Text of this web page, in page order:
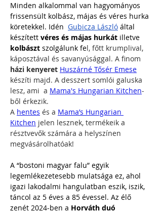
Minden alkalommal van hagyományos
frissensült kolbász, májas és véres hurka
köretekkel. Idén Gubicza László által
készített véres és májas hurkát illetve
kolbászt szolgálunk fel, főtt krumplival,
káposztával és savanyúsággal. A finom
házi kenyeret Huszárné Tősér Emese
készíti majd. A desszert somlói galuska
lesz, ami  a Mama's Hungarian Kitchen-
ből érkezik.
A hentes és a Mama’s Hungarian
Kitchen jelen lesznek, termékeik a
résztvevők számára a helyszínen
megvásárolhatóak!
A “bostoni magyar falu” egyik
legemlékezetesebb mulatsága ez, ahol
igazi lakodalmi hangulatban eszik, iszik,
táncol az 5 éves a 85 évessel. Az élő
zenét 2024-ben a Horváth duó